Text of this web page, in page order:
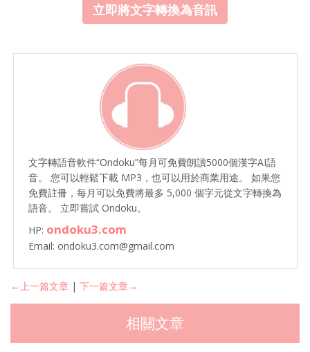
立即將文字轉換為音訊
文字轉語音軟件“Ondoku”每月可免費朗讀5000個漢字AI語
音。 您可以輕鬆下載 MP3，也可以用於商業用途。 如果您
免費註冊，每月可以免費將最多 5,000 個字元從文字轉換為
語音。 立即嘗試 Ondoku。
HP: ondoku3.com
Email: ondoku3.com@gmail.com
←上一篇文章 | 下一篇文章→
相關文章